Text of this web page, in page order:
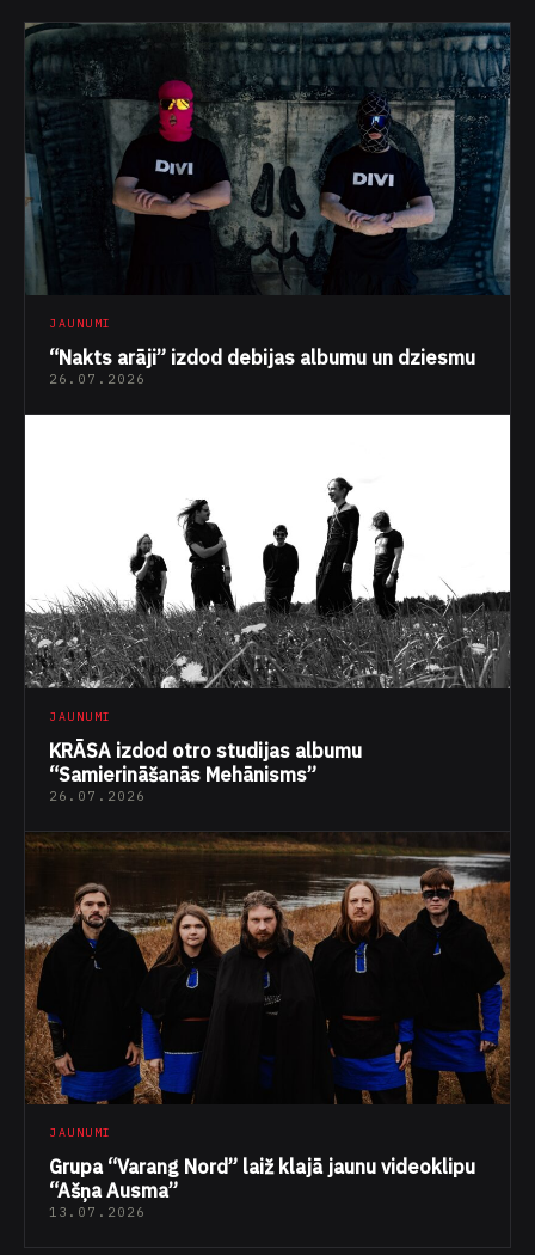
JAUNUMI
“Nakts arāji” izdod debijas albumu un dziesmu
26.07.2026
JAUNUMI
KRĀSA izdod otro studijas albumu
“Samierināšanās Mehānisms”
26.07.2026
JAUNUMI
Grupa “Varang Nord” laiž klajā jaunu videoklipu
“Ašņa Ausma”
13.07.2026